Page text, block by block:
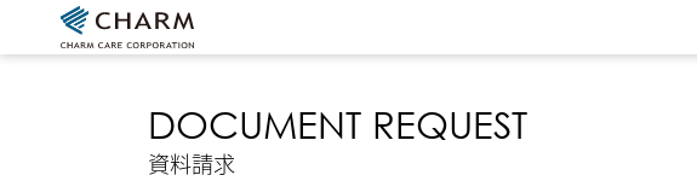
DOCUMENT REQUEST
資料請求